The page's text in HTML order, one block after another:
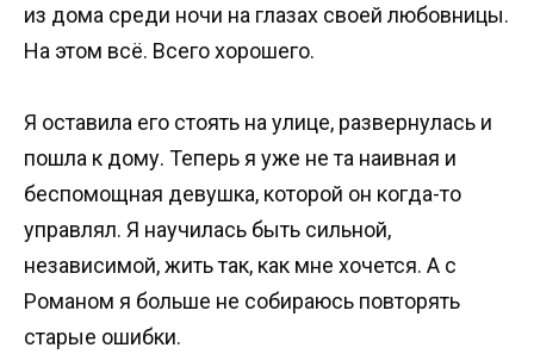
из дома среди ночи на глазах своей любовницы.
На этом всё. Всего хорошего.
Я оставила его стоять на улице, развернулась и
пошла к дому. Теперь я уже не та наивная и
беспомощная девушка, которой он когда-то
управлял. Я научилась быть сильной,
независимой, жить так, как мне хочется. А с
Романом я больше не собираюсь повторять
старые ошибки.